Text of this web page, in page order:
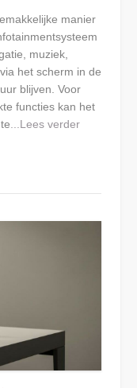
manier
muziek,
het scherm in de
blijven. Voor
functies kan het
...Lees verder